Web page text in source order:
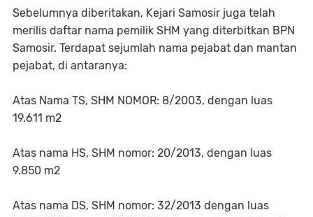
Sebelumnya diberitakan, Kejari Samosir juga telah
merilis daftar nama pemilik SHM yang diterbitkan BPN
Samosir. Terdapat sejumlah nama pejabat dan mantan
pejabat, di antaranya:
Atas Nama TS, SHM NOMOR: 8/2003, dengan luas
19.611 m2
Atas nama HS, SHM nomor: 20/2013, dengan luas
9.850 m2
Atas nama DS, SHM nomor: 32/2013 dengan luas